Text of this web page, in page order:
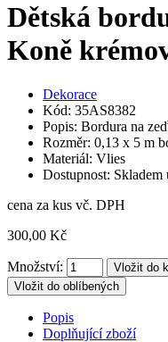
Dětská
Koně
Dekorace
Kód: 35AS8382
Popis: Bordura na zeď
Rozměr: 0,13 x 5 m
Materiál: Vlies
Dostupnost:
cena za kus vč. DPH
300,00 Kč
Množství:
Vložit do oblíbených
Popis
Doplňující zboží